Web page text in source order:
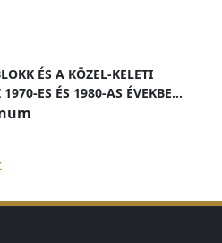
ÉS A KÖZEL-KELETI
1970-ES ÉS 1980-AS ÉVEKBEN
FORRÁSOK